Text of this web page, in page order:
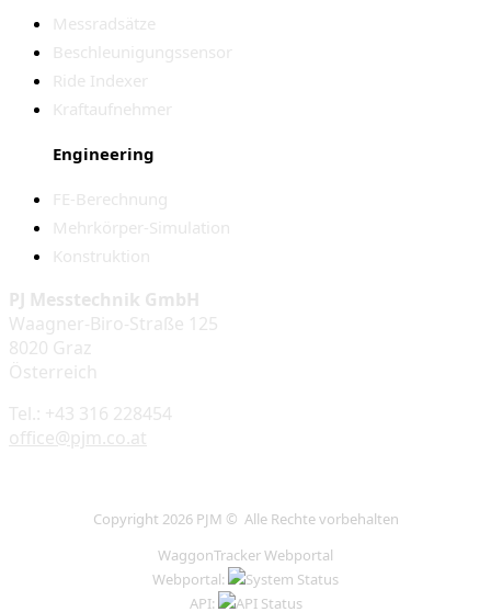
Messradsätze
Beschleunigungssensor
Ride Indexer
Kraftaufnehmer
Engineering
FE-Berechnung
Mehrkörper-Simulation
Konstruktion
PJ Messtechnik GmbH
Waagner-Biro-Straße 125
8020 Graz
Österreich
Tel.: +43 316 228454
office@pjm.co.at
Copyright 2026 PJM © Alle Rechte vorbehalten
WaggonTracker Webportal
Webportal:
API: